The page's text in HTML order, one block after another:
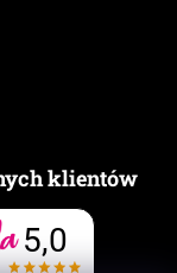
klientów
5,0